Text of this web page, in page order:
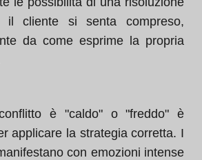
il cliente si senta compreso,
da come esprime la propria
è "caldo" o "freddo" è
applicare la strategia corretta. I
con emozioni intense